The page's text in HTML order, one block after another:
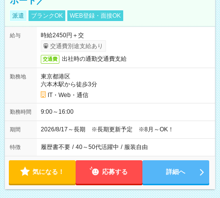
派遣 ブランクOK WEB登録・面接OK
給与
時給2450円＋交
交通費別途支給あり
交通費 出社時の通勤交通費支給
勤務地
東京都港区
六本木駅から徒歩3分
IT・Web・通信
勤務時間 9:00～16:00
期間 2026/8/17～長期 ※長期更新予定 ※8月～OK！
特徴 履歴書不要 / 40～50代活躍中 / 服装自由
気になる！ 応募する 詳細へ